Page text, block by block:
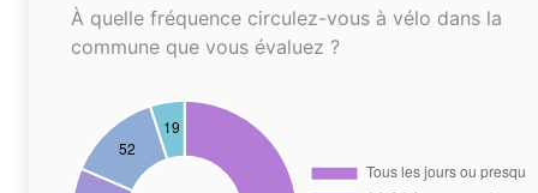
À quelle fréquence circulez-vous à vélo dans la
commune que vous évaluez ?